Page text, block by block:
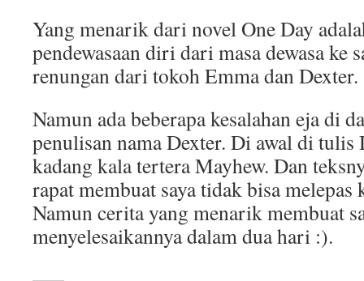
Yang menarik dari novel One Day
pendewasaan diri dari masa dewasa ke
renungan dari tokoh Emma dan Dexter.
Namun ada beberapa kesalahan eja di
penulisan nama Dexter. Di awal di tulis
kadang kala tertera Mayhew. Dan
rapat membuat saya tidak bisa melepas
Namun cerita yang menarik membuat
menyelesaikannya dalam dua hari :).